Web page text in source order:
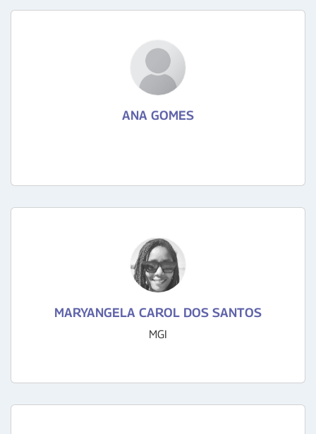
ANA GOMES
MARYANGELA CAROL DOS SANTOS
MGI